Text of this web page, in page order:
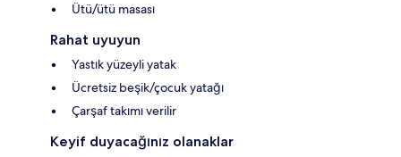
Ütü/ütü masası
Rahat uyuyun
Yastık yüzeyli yatak
Ücretsiz beşik/çocuk yatağı
Çarşaf takımı verilir
Keyif duyacağınız olanaklar